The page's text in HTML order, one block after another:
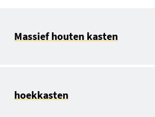
Massief houten kasten
hoekkasten